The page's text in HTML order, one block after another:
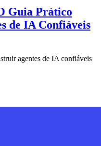
Guia Prático
de IA Confiáveis
agentes de IA confiáveis